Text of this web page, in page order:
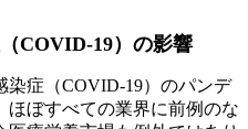
COVID-19）の影響
染症（COVID-19）のパンデ
ほぼすべての業界に前例のな